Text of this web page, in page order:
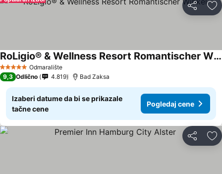
Deli
5 ZvezdiceOdmaralište
RoLigio® & Wellness Resort Romantischer Winkel
Pogledaj cene
9,3 Odlično 4.819 Bad Zaksa
Izaberi datume da bi se prikazale
tačne cene
Pogledaj cene
Deli